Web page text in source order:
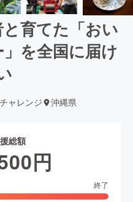
育てた「おい
を全国に届け
チャレンジ 沖縄県
総額
円
終了